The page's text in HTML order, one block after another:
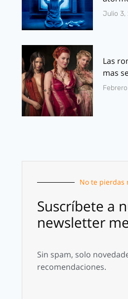
Julio 3,
Las
mas
No te pierdas
Suscríbete a
newsletter
Sin spam, solo
recomendaciones.